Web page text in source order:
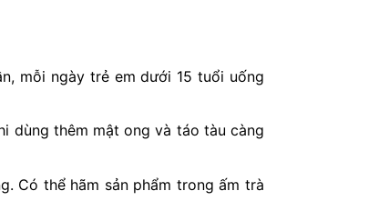
mỗi ngày trẻ em dưới 15 tuổi uống
dùng thêm mật ong và táo tàu càng
Có thể hãm sản phẩm trong ấm trà